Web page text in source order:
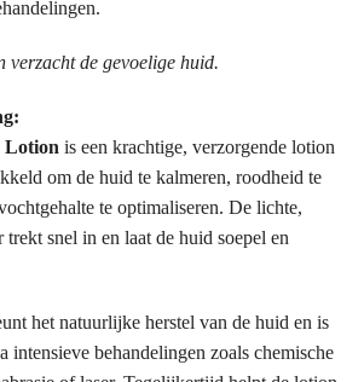
verzacht de gevoelige huid.
Lotion is een krachtige, verzorgende lotion
om de huid te kalmeren, roodheid te
te optimaliseren. De lichte,
snel in en laat de huid soepel en
het natuurlijke herstel van de huid en is
intensieve behandelingen zoals chemische